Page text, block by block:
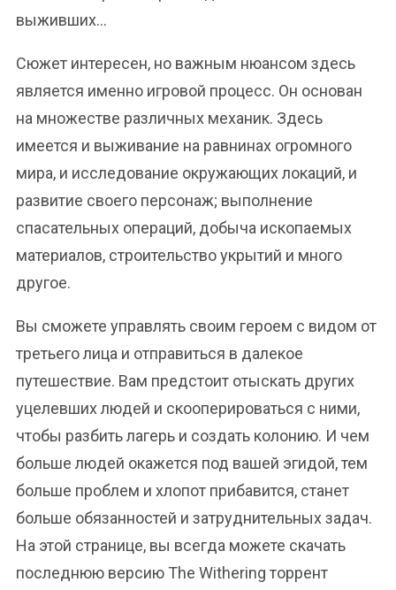
выживших…
Сюжет интересен, но важным нюансом здесь
является именно игровой процесс. Он основан
на множестве различных механик. Здесь
имеется и выживание на равнинах огромного
мира, и исследование окружающих локаций, и
развитие своего персонаж; выполнение
спасательных операций, добыча ископаемых
материалов, строительство укрытий и много
другое.
Вы сможете управлять своим героем с видом от
третьего лица и отправиться в далекое
путешествие. Вам предстоит отыскать других
уцелевших людей и скооперироваться с ними,
чтобы разбить лагерь и создать колонию. И чем
больше людей окажется под вашей эгидой, тем
больше проблем и хлопот прибавится, станет
больше обязанностей и затруднительных задач.
На этой странице, вы всегда можете скачать
последнюю версию The Withering торрент